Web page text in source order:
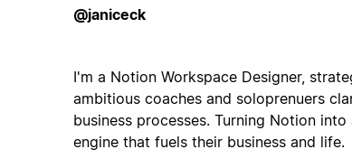
@janiceck
I'm a Notion Workspace Designer,
ambitious coaches and soloprenuers
business processes. Turning Notion
engine that fuels their business and life.